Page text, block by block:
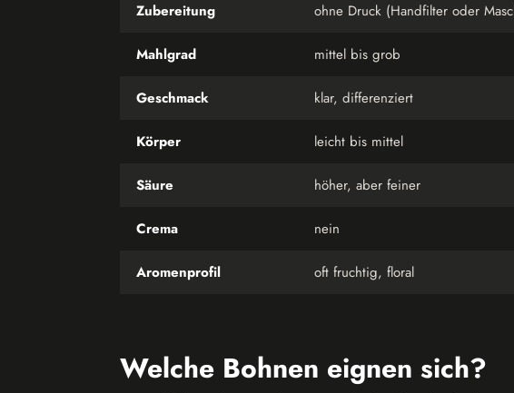
Zubereitung ohne Druck (Handfilter oder
Mahlgrad mittel bis grob
Geschmack klar, differenziert
Körper leicht bis mittel
Säure höher, aber feiner
Crema nein
Aromenprofil oft fruchtig, floral
Welche Bohnen eignen sich?